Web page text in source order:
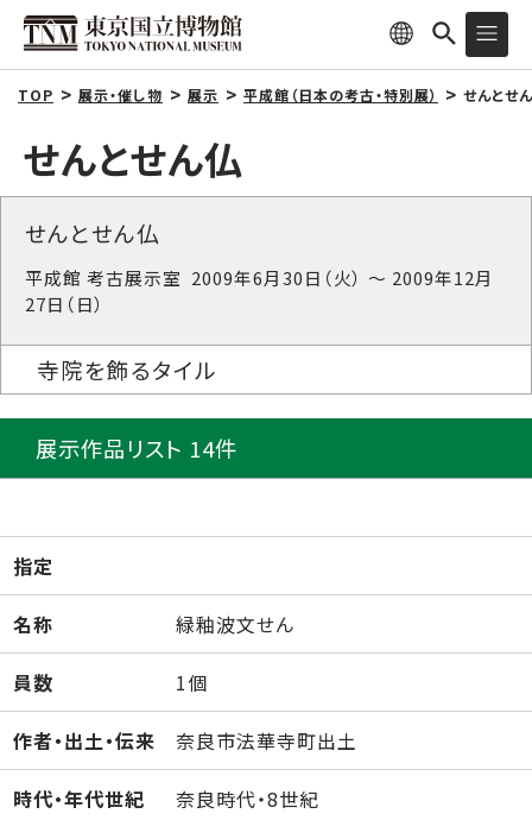
TOP 展示・催し物 展示 平成館（日本の考古・特別展） せんとせ
せんとせん仏
せんとせん仏
平成館 考古展示室 2009年6月30日（火） ～ 2009年12月
27日（日）
寺院を飾るタイル
展示作品リスト 14件
指定
名称 緑釉波文せん
員数 1個
作者・出土・伝来 奈良市法華寺町出土
時代・年代世紀 奈良時代・8世紀